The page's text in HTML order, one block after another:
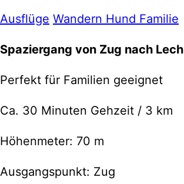
Ausflüge Wandern Hund Familie
Spaziergang von Zug nach Lech
Perfekt für Familien geeignet
Ca. 30 Minuten Gehzeit / 3 km
Höhenmeter: 70 m
Ausgangspunkt: Zug